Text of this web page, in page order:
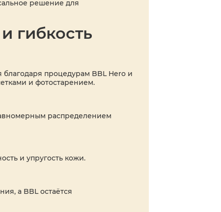
решение для
гибкость
процедурам BBL Hero и
и фотостарением.
распределением
и упругость кожи.
а BBL остаётся